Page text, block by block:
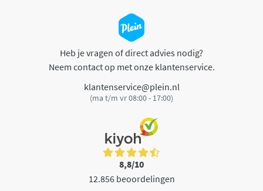
Heb je vragen of direct advies nodig?
Neem contact op met onze klantenservice.
klantenservice@plein.nl
(ma t/m vr 08:00 - 17:00)
8,8/10
12.856 beoordelingen